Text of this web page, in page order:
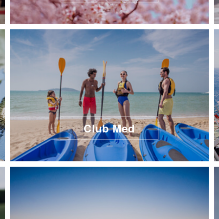
Club Med